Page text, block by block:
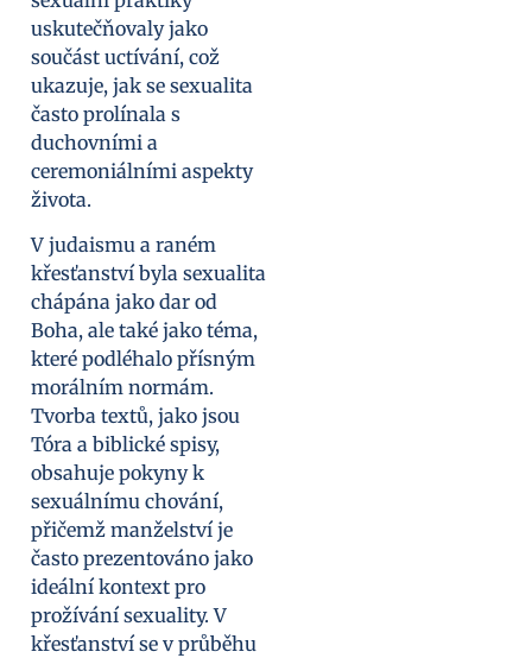
uskutečňovaly jako
součást uctívání, což
ukazuje, jak se sexualita
často prolínala s
duchovními a
ceremoniálními aspekty
života.
V judaismu a raném
křesťanství byla sexualita
chápána jako dar od
Boha, ale také jako téma,
které podléhalo přísným
morálním normám.
Tvorba textů, jako jsou
Tóra a biblické spisy,
obsahuje pokyny k
sexuálnímu chování,
přičemž manželství je
často prezentováno jako
ideální kontext pro
prožívání sexuality. V
křesťanství se v průběhu